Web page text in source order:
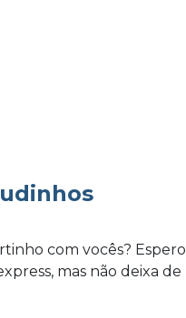
com vocês? Espero
mas não deixa de